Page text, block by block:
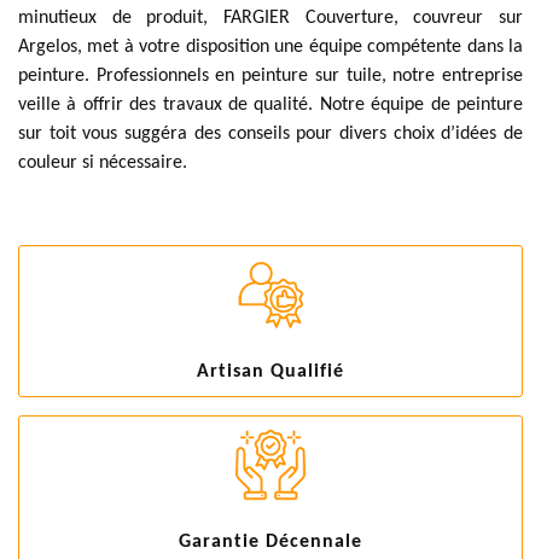
minutieux de produit, FARGIER Couverture, couvreur sur
Argelos, met à votre disposition une équipe compétente dans la
peinture. Professionnels en peinture sur tuile, notre entreprise
veille à offrir des travaux de qualité. Notre équipe de peinture
sur toit vous suggéra des conseils pour divers choix d’idées de
couleur si nécessaire.
Artisan Qualifié
Garantie Décennale